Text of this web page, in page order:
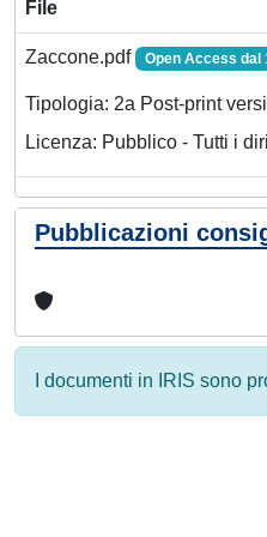
File
Zaccone.pdf Open Access dal
Tipologia: 2a Post-print
Licenza: Pubblico - Tutti i
Pubblicazioni
I documenti in IRIS sono